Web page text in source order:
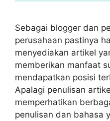
Sebagai blogger dan
perusahaan pastinya
menyediakan artikel
memberikan manfaat
mendapatkan posisi
Apalagi penulisan
memperhatikan
penulisan dan bahasa